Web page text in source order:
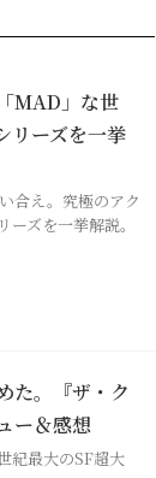
MAD」な世
リーズを一挙
合え。究極のアク
ズを一挙解説。
た。『ザ・ク
ー＆感想
紀最大のSF超大